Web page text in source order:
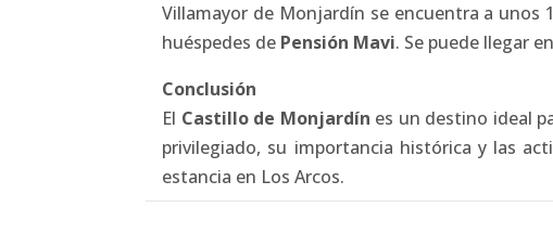
Villamayor de Monjardín se encuentra a unos
huéspedes de Pensión Mavi. Se puede llegar
Conclusión
El Castillo de Monjardín es un destino ideal
privilegiado, su importancia histórica y las
estancia en Los Arcos.